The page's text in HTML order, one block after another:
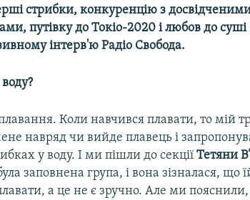
стрибки, конкуренцію з
путівку до Токіо-2020 і любов до суші
інтерв'ю Радіо Свобода.
Коли навчився плавати, то мій
навряд чи вийде плавець і
у воду. І ми пішли до секціїТетяни
заповнена група, і вона зізналася, що
а це не є зручно. Але ми